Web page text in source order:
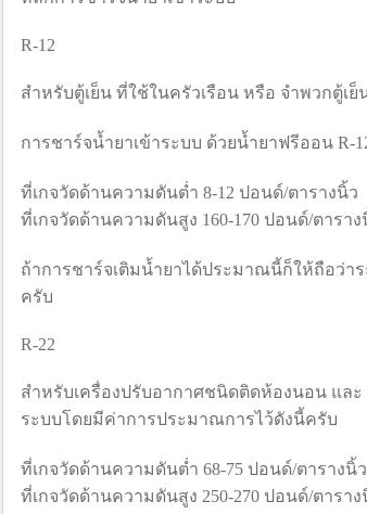
R-12
สำหรับตู้เย็น ที่ใช้ในครัวเรือน หรือ จำพวกตู้เย็
การชาร์จน้ำยาเข้าระบบ ด้วยน้ำยาฟรีออน
ที่เกจวัดด้านความดันต่ำ 8-12 ปอนด์/ตารางนิ้ว
ที่เกจวัดด้านความดันสูง 160-170 ปอนด์/ตาราง
ถ้าการชาร์จเติมน้ำยาได้ประมาณนี้ก็ให้ถือว่า
ครับ
R-22
สำหรับเครื่องปรับอากาศชนิดติดห้องนอน และ
ระบบโดยมีค่าการประมาณการไว้ดังนี้ครับ
ที่เกจวัดด้านความดันต่ำ 68-75 ปอนด์/ตารางนิ้ว
ที่เกจวัดด้านความดันสูง 250-270 ปอนด์/ตาราง